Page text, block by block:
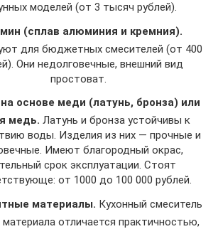
моделей (от 3 тысяч рублей).
(сплав алюминия и кремния).
для бюджетных смесителей (от 400
Они недолговечные, внешний вид
простоват.
основе меди (латунь, бронза) или
медь. Латунь и бронза устойчивы к
воды. Изделия из них — прочные и
Имеют благородный окрас,
срок эксплуатации. Стоят
от 1000 до 100 000 рублей.
материалы. Кухонный смеситель
материала отличается практичностью,